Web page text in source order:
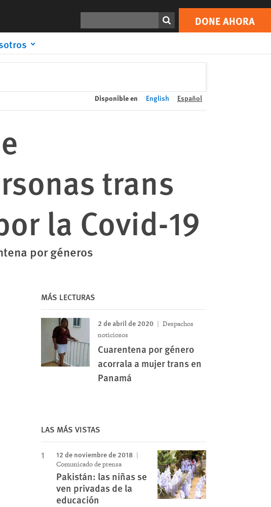
DONE AHORA
Print DONE AHORA
Disponible en English Español
trans
la Covid-19
por géneros
MÁS LECTURAS
2 de abril de 2020
Despachos
noticiosos
Cuarentena por género
acorrala a mujer trans en
Panamá
LAS MÁS VISTAS
12 de noviembre de 2018
Comunicado de prensa
Pakistán: las niñas se
ven privadas de la
educación